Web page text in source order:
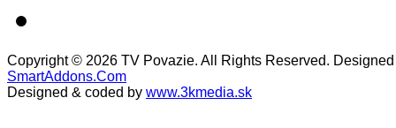
Copyright © 2026 TV Povazie. All Rights Reserved.
SmartAddons.Com
Designed & coded by www.3kmedia.sk